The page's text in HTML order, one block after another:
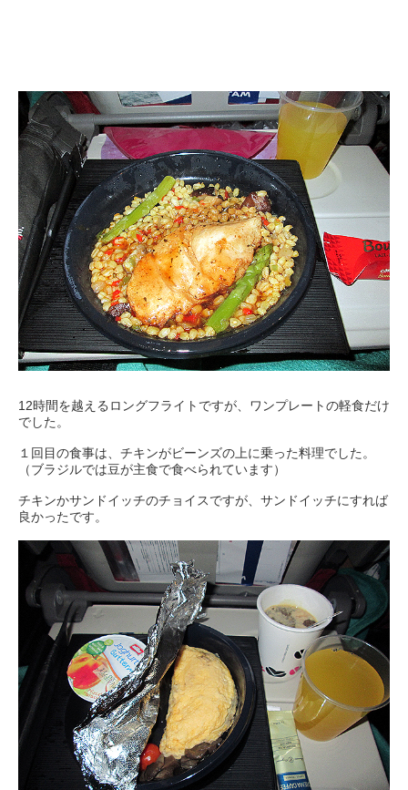
12時間を越えるロングフライトですが、ワンプレートの軽食だけ
でした。
１回目の食事は、チキンがビーンズの上に乗った料理でした。
（ブラジルでは豆が主食で食べられています）
チキンかサンドイッチのチョイスですが、サンドイッチにすれば
良かったです。